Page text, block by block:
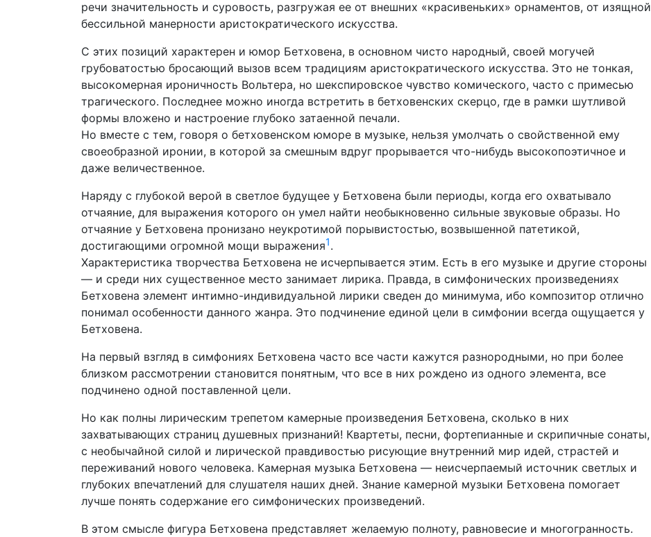
речи значительность и суровость, разгружая ее от внешних «красивеньких» орнаментов, от изящной
бессильной манерности аристократического искусства.
С этих позиций характерен и юмор Бетховена, в основном чисто народный, своей могучей
грубоватостью бросающий вызов всем традициям аристократического искусства. Это не тонкая,
высокомерная ироничность Вольтера, но шекспировское чувство комического, часто с примесью
трагического. Последнее можно иногда встретить в бетховенских скерцо, где в рамки шутливой
формы вложено и настроение глубоко затаенной печали.
Но вместе с тем, говоря о бетховенском юморе в музыке, нельзя умолчать о свойственной ему
своеобразной иронии, в которой за смешным вдруг прорывается что-нибудь высокопоэтичное и
даже величественное.
Наряду с глубокой верой в светлое будущее у Бетховена были периоды, когда его охватывало
отчаяние, для выражения которого он умел найти необыкновенно сильные звуковые образы. Но
отчаяние у Бетховена пронизано неукротимой порывистостью, возвышенной патетикой,
достигающими огромной мощи выражения1.
Характеристика творчества Бетховена не исчерпывается этим. Есть в его музыке и другие стороны
— и среди них существенное место занимает лирика. Правда, в симфонических произведениях
Бетховена элемент интимно-индивидуальной лирики сведен до минимума, ибо композитор отлично
понимал особенности данного жанра. Это подчинение единой цели в симфонии всегда ощущается у
Бетховена.
На первый взгляд в симфониях Бетховена часто все части кажутся разнородными, но при более
близком рассмотрении становится понятным, что все в них рождено из одного элемента, все
подчинено одной поставленной цели.
Но как полны лирическим трепетом камерные произведения Бетховена, сколько в них
захватывающих страниц душевных признаний! Квартеты, песни, фортепианные и скрипичные сонаты,
с необычайной силой и лирической правдивостью рисующие внутренний мир идей, страстей и
переживаний нового человека. Камерная музыка Бетховена — неисчерпаемый источник светлых и
глубоких впечатлений для слушателя наших дней. Знание камерной музыки Бетховена помогает
лучше понять содержание его симфонических произведений.
В этом смысле фигура Бетховена представляет желаемую полноту, равновесие и многогранность.